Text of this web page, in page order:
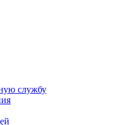
службу